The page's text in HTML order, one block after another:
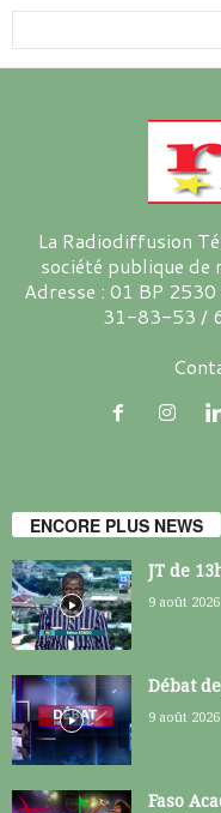
La Radiodiffusion
société publique de
Adresse : 01 BP
31-83-53 /
ENCORE PLUS NEWS
JT de
9 août 2026
Débat
9 août 2026
Faso